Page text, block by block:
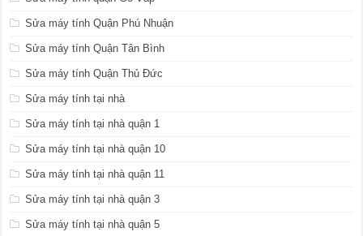
Sửa máy tính Quận Phú Nhuận
Sửa máy tính Quận Tân Bình
Sửa máy tính Quận Thủ Đức
Sửa máy tính tại nhà
Sửa máy tính tại nhà quận 1
Sửa máy tính tại nhà quận 10
Sửa máy tính tại nhà quận 11
Sửa máy tính tại nhà quận 3
Sửa máy tính tại nhà quận 5